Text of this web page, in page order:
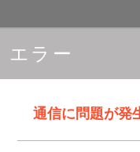
エラー
通信に問題が発